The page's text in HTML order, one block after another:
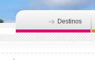
Destinos